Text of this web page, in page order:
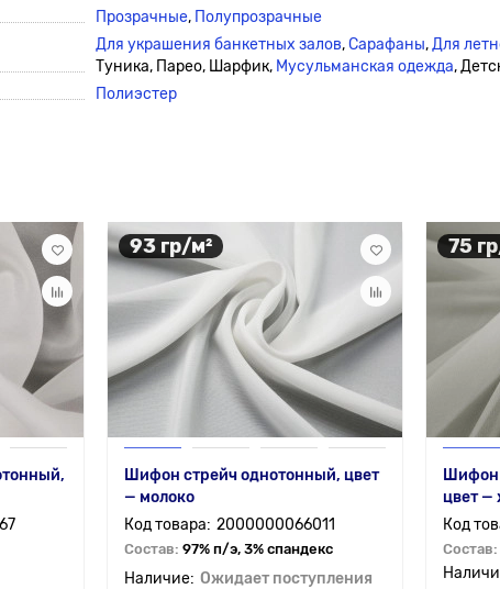
Прозрачные, Полупрозрачные
Для украшения банкетных залов,Сарафаны,Для
Туника, Парео, Шарфик, Мусульманская одежда,
Полиэстер
93 гр/м²
Шифон стрейч однотонный, цвет
— молоко
2000000066011
Состав: 97% п/э, 3% спандекс
Ожидает поступления
75
Шифон
цвет
Состав: